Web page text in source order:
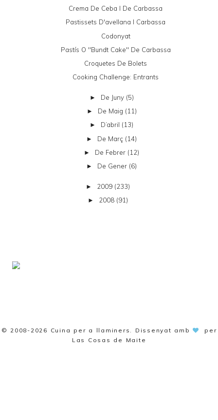
Crema De Ceba I De Carbassa
Pastissets D'avellana I Carbassa
Codonyat
Pastís O "bundt Cake" De Carbassa
Croquetes De Bolets
Cooking Challenge: Entrants
► De Juny (5)
► De Maig (11)
► D’abril (13)
► De Març (14)
► De Febrer (12)
► De Gener (6)
► 2009 (233)
► 2008 (91)
© 2008-2026 Cuina per a llaminers . Dissenyat amb
per
Las Cosas de Maite